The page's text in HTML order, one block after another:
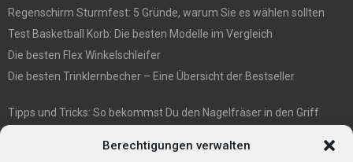
Berechtigungen verwalten
Regenschirm Sturmfest: 5 Gründe, warum Sie es wählen sollten
Test Basketball Korb: Die besten Modelle im Vergleich
Die besten Flex Winkelschleifer
Die besten Trinklernbecher – Eine Übersicht der Bestseller
Tipps und Tricks: So bekommst Du den Nagelfräser in den Griff
Veganismus und Vegetarismus: Was ist der Unterschied?